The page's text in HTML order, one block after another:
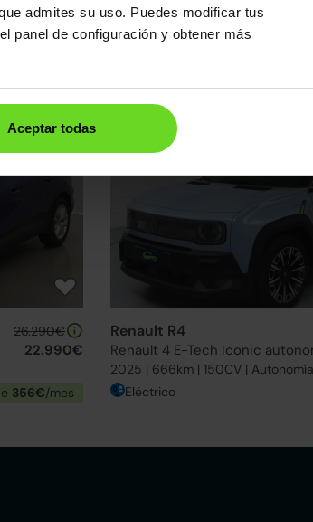
admites su uso. Puedes modificar tus
panel de configuración y obtener más
Aceptar todas
15.990€ Renault Captur
Mild hybrid
15-20 días
26.290€
22.990€
356€/mes
Renault R4
2025 | 666km | 150CV |
Eléctrico